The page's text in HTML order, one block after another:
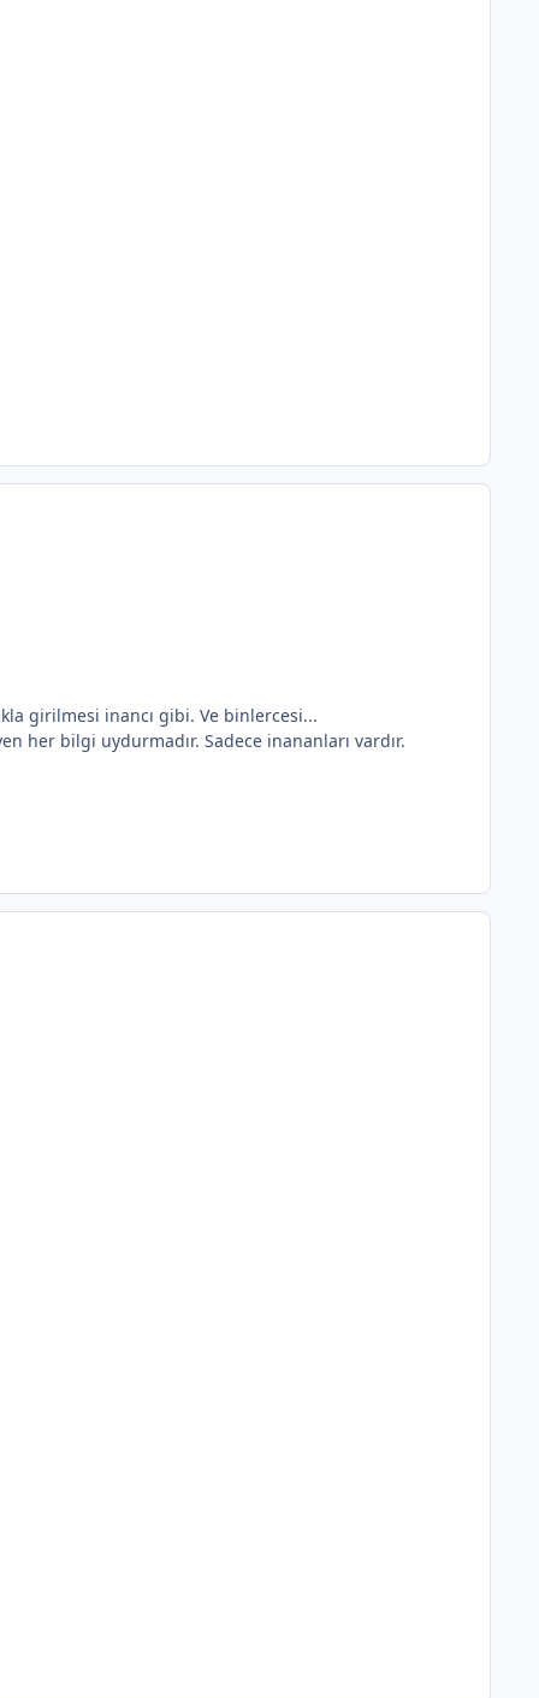
girilmesi inancı gibi. Ve binlercesi...
her bilgi uydurmadır. Sadece inananları vardır.